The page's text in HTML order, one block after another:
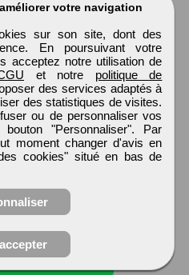
ses
votre navigation
sur son site, dont des
En poursuivant votre
acceptez notre utilisation de
et notre politique de
des services adaptés à
des statistiques de visites.
ou de personnaliser vos
"Personnaliser". Par
moment changer d'avis en
cookies" situé en bas de
© 1999 - 2026